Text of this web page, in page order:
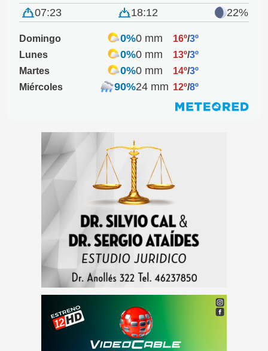
07:23 18:12 22%
Domingo 0%0 mm 16º/3º
Lunes
0%0 mm 13º/3º
Martes
0%0 mm 14º/3º
Miércoles
90%24 mm 12º/8º